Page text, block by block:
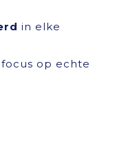
in elke
op echte